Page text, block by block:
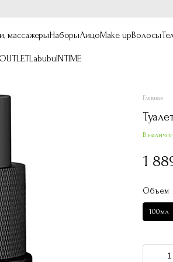
массажерыНаборыЛицоMake upВолосы
OUTLETLabubuINTIME
Главная
В наличии
1
Объем
100мл